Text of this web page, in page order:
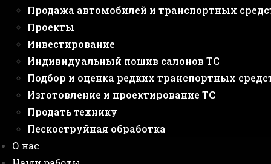
Продажа автомобилей и транспортных
Проекты
Инвестирование
Индивидуальный пошив салонов ТС
Подбор и оценка редких транспортных
Изготовление и проектирование ТС
Продать технику
Пескоструйная обработка
О нас